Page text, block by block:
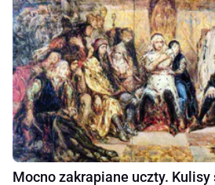
Mocno zakrapiane uczty. Kulisy